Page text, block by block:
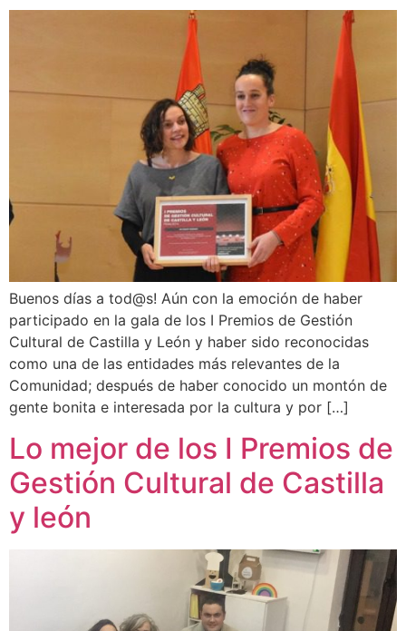
Buenos días a tod@s! Aún con la emoción de haber
participado en la gala de los I Premios de Gestión
Cultural de Castilla y León y haber sido reconocidas
como una de las entidades más relevantes de la
Comunidad; después de haber conocido un montón de
gente bonita e interesada por la cultura y por […]
Lo mejor de los I Premios de
Gestión Cultural de Castilla
y león